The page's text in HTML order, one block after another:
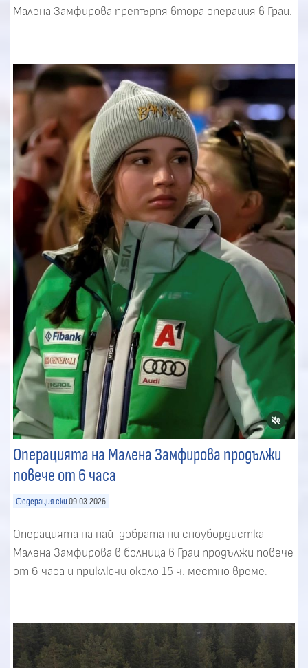
Малена Замфирова претърпя втора операция в Грац.
Операцията на Малена Замфирова продължи
повече от 6 часа
Федерация ски 09.03.2026
Операцията на най-добрата ни сноубордистка
Малена Замфирова в болница в Грац продължи повече
от 6 часа и приключи около 15 ч. местно време.